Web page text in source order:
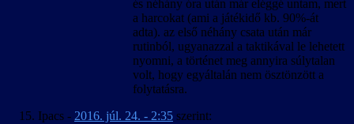
és néhány óra után már eléggé untam, mert
a harcokat (ami a játékidő kb. 90%-át
adta). az első néhány csata után már
rutinból, ugyanazzal a taktikával le lehetett
nyomni, a történet meg annyira súlytalan
volt, hogy egyáltalán nem ösztönzött a
folytatásra.
Ipacs - 2016. júl. 24. - 2:35 szerint: